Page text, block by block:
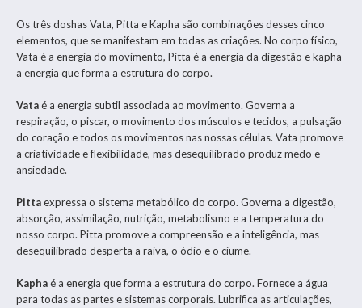
Os três doshas Vata, Pitta e Kapha são combinações desses cinco
elementos, que se manifestam em todas as criações. No corpo físico,
Vata é a energia do movimento, Pitta é a energia da digestão e kapha
a energia que forma a estrutura do corpo.
Vataé a energia subtil associada ao movimento. Governa a
respiração, o piscar, o movimento dos músculos e tecidos, a pulsação
do coração e todos os movimentos nas nossas células. Vata promove
a criatividade e flexibilidade, mas desequilibrado produz medo e
ansiedade.
Pittaexpressa o sistema metabólico do corpo. Governa a digestão,
absorção, assimilação, nutrição, metabolismo e a temperatura do
nosso corpo. Pitta promove a compreensão e a inteligência, mas
desequilibrado desperta a raiva, o ódio e o ciume.
Kaphaé a energia que forma a estrutura do corpo. Fornece a água
para todas as partes e sistemas corporais. Lubrifica as articulações,